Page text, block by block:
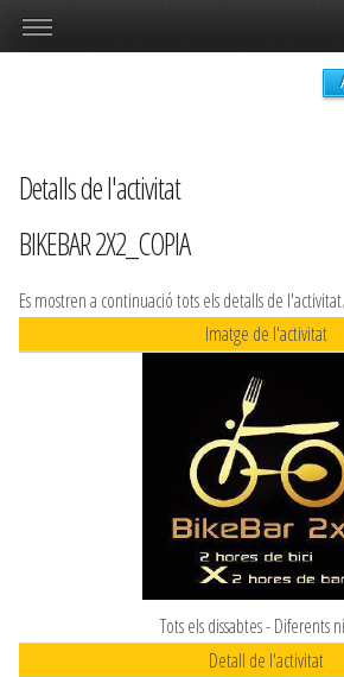
Detalls de l'activitat
BIKEBAR 2X2_COPIA
Es mostren a continuació tots els detalls de l'activitat.
Imatge de l'activitat
Tots els dissabtes - Diferents
Detall de l'activitat